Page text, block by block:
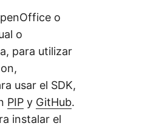
o
o
para utilizar
usar el SDK,
PIP y GitHub.
instalar el